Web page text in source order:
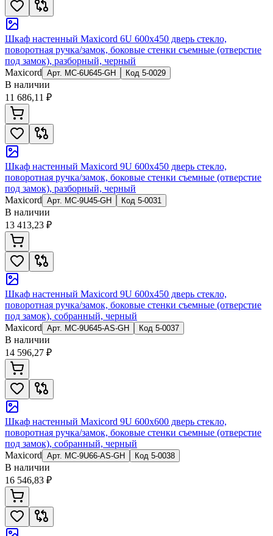
Шкаф настенный Maxicord 6U 600x450 дверь стекло,
поворотная ручка/замок, боковые стенки съемные (отверстие
под замок), разборный, черный
Maxicord Арт. MC-6U645-GH Код 5-0029
В наличии
11 686,11 ₽
Шкаф настенный Maxicord 9U 600x450 дверь стекло,
поворотная ручка/замок, боковые стенки съемные (отверстие
под замок), разборный, черный
Maxicord Арт. MC-9U45-GH Код 5-0031
В наличии
13 413,23 ₽
Шкаф настенный Maxicord 9U 600x450 дверь стекло,
поворотная ручка/замок, боковые стенки съемные (отверстие
под замок), собранный, черный
Maxicord Арт. MC-9U645-AS-GH Код 5-0037
В наличии
14 596,27 ₽
Шкаф настенный Maxicord 9U 600x600 дверь стекло,
поворотная ручка/замок, боковые стенки съемные (отверстие
под замок), собранный, черный
Maxicord Арт. MC-9U66-AS-GH Код 5-0038
В наличии
16 546,83 ₽